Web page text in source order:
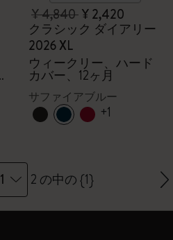
¥ 4,840¥ 2,420
クラシック ダイアリー
2026 XL
ウィークリー、ハード
カバー、12ヶ月
サファイアブルー
+1
1 2 の中の {1}